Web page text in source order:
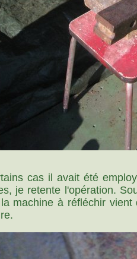
cas il avait été
je retente l'opération.
machine à réfléchir